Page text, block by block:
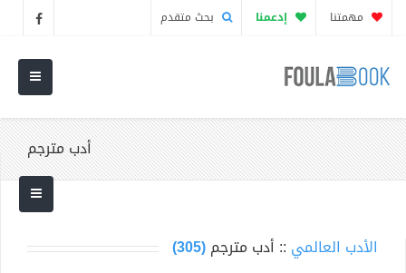
مهمتنا إدعمنا بحث متقدم
أدب مترجم
الأدب العالمي :: أدب مترجم(305)